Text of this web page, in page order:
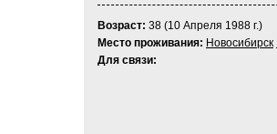
Возраст: 38 (10 Апреля 1988 г.)
Место проживания: Новосибирск
Для связи: